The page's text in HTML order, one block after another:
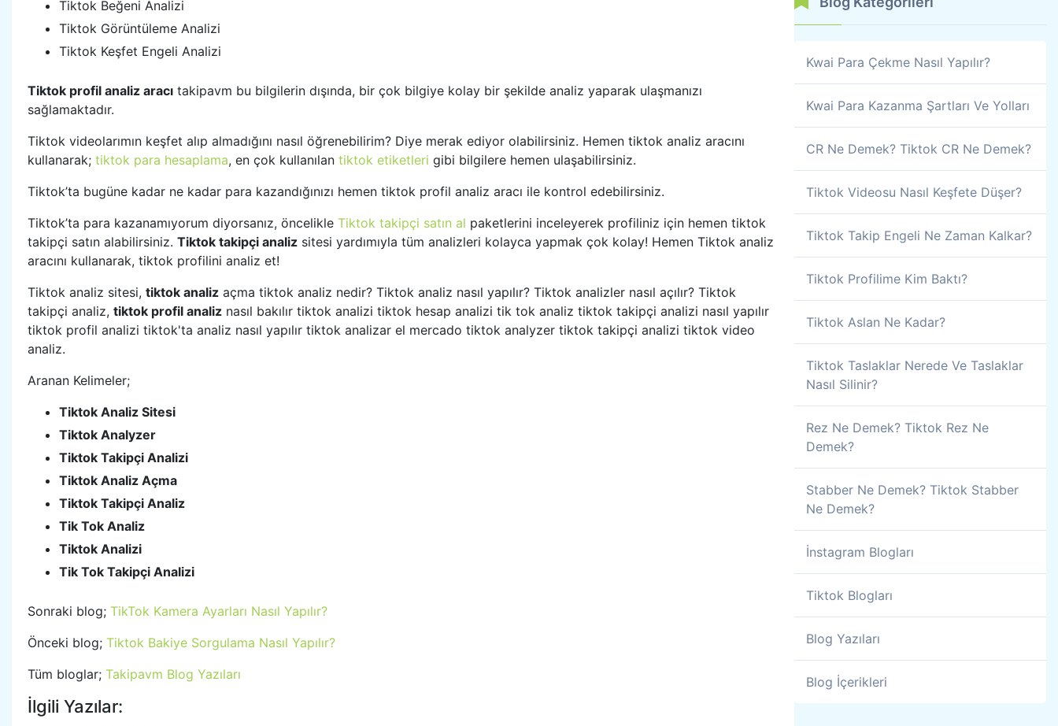
Tiktok Beğeni Analizi
Tiktok Görüntüleme Analizi
Tiktok Keşfet Engeli Analizi
Tiktok profil analiz aracı takipavm bu bilgilerin dışında, bir çok bilgiye kolay bir şekilde analiz yaparak ulaşmanızı
sağlamaktadır.
Tiktok videolarımın keşfet alıp almadığını nasıl öğrenebilirim? Diye merak ediyor olabilirsiniz. Hemen tiktok analiz aracını
kullanarak; tiktok para hesaplama, en çok kullanılan tiktok etiketleri gibi bilgilere hemen ulaşabilirsiniz.
Tiktok’ta bugüne kadar ne kadar para kazandığınızı hemen tiktok profil analiz aracı ile kontrol edebilirsiniz.
Tiktok’ta para kazanamıyorum diyorsanız, öncelikle Tiktok takipçi satın al paketlerini inceleyerek profiliniz için hemen tiktok
takipçi satın alabilirsiniz. Tiktok takipçi analiz sitesi yardımıyla tüm analizleri kolayca yapmak çok kolay! Hemen Tiktok analiz
aracını kullanarak, tiktok profilini analiz et!
Tiktok analiz sitesi, tiktok analiz açma tiktok analiz nedir? Tiktok analiz nasıl yapılır? Tiktok analizler nasıl açılır? Tiktok
takipçi analiz, tiktok profil analiz nasıl bakılır tiktok analizi tiktok hesap analizi tik tok analiz tiktok takipçi analizi nasıl yapılır
tiktok profil analizi tiktok'ta analiz nasıl yapılır tiktok analizar el mercado tiktok analyzer tiktok takipçi analizi tiktok video
analiz.
Aranan Kelimeler;
Tiktok Analiz Sitesi
Tiktok Analyzer
Tiktok Takipçi Analizi
Tiktok Analiz Açma
Tiktok Takipçi Analiz
Tik Tok Analiz
Tiktok Analizi
Tik Tok Takipçi Analizi
Sonraki blog; TikTok Kamera Ayarları Nasıl Yapılır?
Önceki blog; Tiktok Bakiye Sorgulama Nasıl Yapılır?
Tüm bloglar; Takipavm Blog Yazıları
İlgili Yazılar:
Kwai Para Çekme Nasıl Yapılır?
Kwai Para Kazanma Şartları Ve Yolları
CR Ne Demek? Tiktok CR Ne Demek?
Tiktok Videosu Nasıl Keşfete Düşer?
Tiktok Takip Engeli Ne Zaman Kalkar?
Tiktok Profilime Kim Baktı?
Tiktok Aslan Ne Kadar?
Tiktok Taslaklar Nerede Ve Taslaklar
Nasıl Silinir?
Rez Ne Demek? Tiktok Rez Ne
Demek?
Stabber Ne Demek? Tiktok Stabber
Ne Demek?
İnstagram Blogları
Tiktok Blogları
Blog Yazıları
Blog İçerikleri